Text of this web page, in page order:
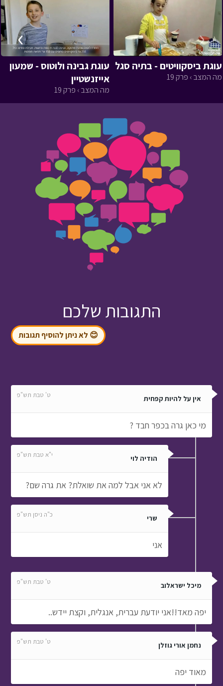
עוגת ביסקוויטים - בתיה סגל
מה המצב › פרק 19
עוגת גבינה ולוטוס - שמעון
אייזנשטיין
מה המצב › פרק 19
‹
›
התגובות שלכם
😊 לא ניתן להוסיף תגובות
אין על להיות קפחית ט' טבת תש"פ
מי כאן גרה בכפר חבד ?
הודיה לוי י"א טבת תש"פ
לא אני אבל למה את שואלת? את גרה שם?
שרי כ"ה ניסן תש"פ
אני
מיכל ישראלוב ט' טבת תש"פ
יפה מאד!!אני יודעת עברית, אנגלית, וקצת יידש..
נחמן אורי גוזלן ט' טבת תש"פ
מאוד יפה